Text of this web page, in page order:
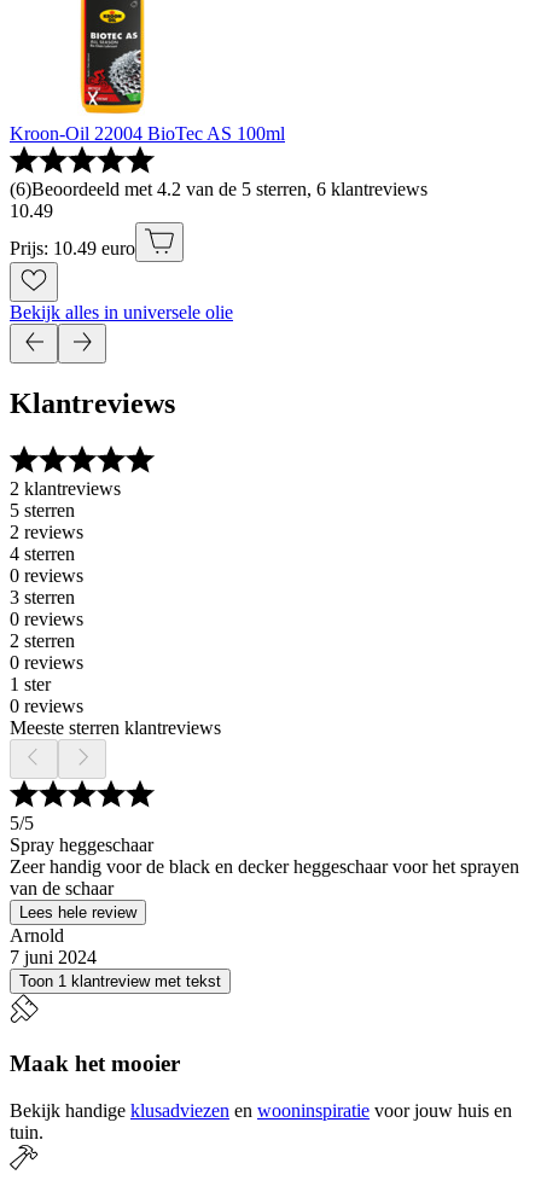
Kroon-Oil 22004 BioTec AS 100ml
(6)Beoordeeld met 4.2 van de 5 sterren, 6 klantreviews
10.49
Prijs: 10.49 euro
Bekijk alles in universele olie
Klantreviews
2 klantreviews
5 sterren
2 reviews
4 sterren
0 reviews
3 sterren
0 reviews
2 sterren
0 reviews
1 ster
0 reviews
Meeste sterren klantreviews
5/5
Spray heggeschaar
Zeer handig voor de black en decker heggeschaar voor het sprayen
van de schaar
Lees hele review
Arnold
7 juni 2024
Toon 1 klantreview met tekst
Maak het mooier
Bekijk handige klusadviezen en wooninspiratie voor jouw huis en
tuin.